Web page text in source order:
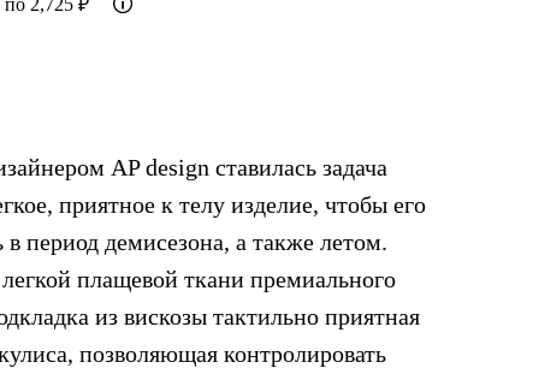
по 2,725 ₽
AP design ставилась задача
приятное к телу изделие, чтобы его
период демисезона, а также летом.
плащевой ткани премиального
из вискозы тактильно приятная
позволяющая контролировать